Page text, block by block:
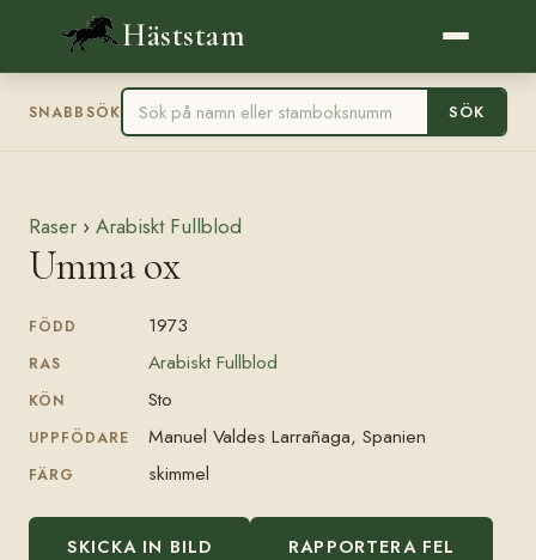
Häststam
SNABBSÖK SÖK
Raser › Arabiskt Fullblod
Umma ox
FÖDD 1973
RAS Arabiskt Fullblod
KÖN Sto
UPPFÖDARE Manuel Valdes Larrañaga, Spanien
FÄRG skimmel
SKICKA IN BILD RAPPORTERA FEL